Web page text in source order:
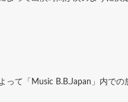
て「Music B.B.Japan」内で